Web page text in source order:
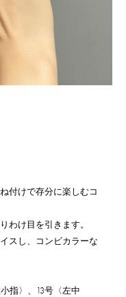
付けで存分に楽しむコ
わけ目を引きます。
スし、コンビカラーな
指〉、13号〈左中